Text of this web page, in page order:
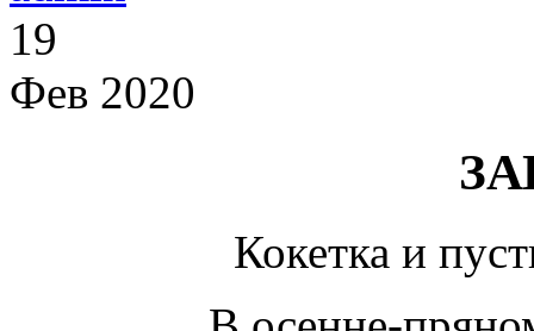
19
Фев 2020
Кокетка и